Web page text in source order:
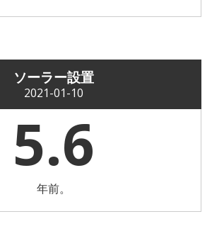
ソーラー設置
2021-01-10
5.6
年前。